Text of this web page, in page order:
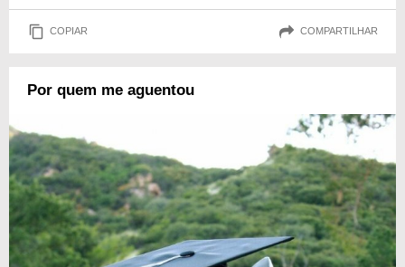
COPIAR COMPARTILHAR
Por quem me aguentou